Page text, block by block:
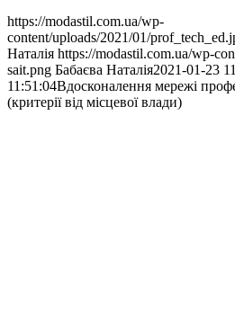
https://modastil.com.ua/wp-
content/uploads/2021/01/
Наталія https://modastil.com.ua/wp-
sait.png Бабаєва Наталія2021-01-23
11:51:04Вдосконалення мережі
(критерії від місцевої влади)